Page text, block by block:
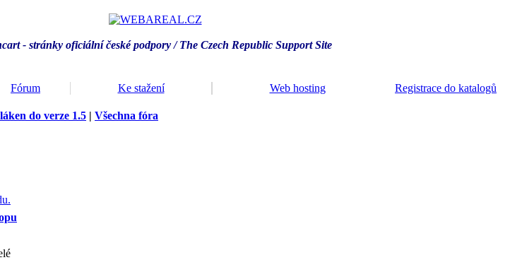
- stránky oficiální české podpory / The Czech Republic Support Site
Fórum Ke stažení Web hosting Registrace do katalogů
do verze 1.5 | Všechna fóra